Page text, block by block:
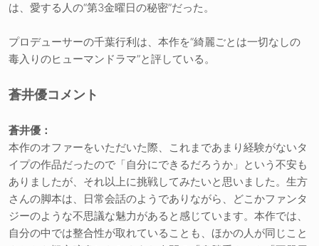
は、愛する人の“第3金曜日の秘密”だった。
プロデューサーの千葉行利は、本作を“綺麗ごとは一切なしの
毒入りのヒューマンドラマ”と評している。
蒼井優コメント
蒼井優：
本作のオファーをいただいた際、これまであまり経験がないタ
イプの作品だったので「自分にできるだろうか」という不安も
ありましたが、それ以上に挑戦してみたいと思いました。生方
さんの脚本は、日常会話のようでありながら、どこかファンタ
ジーのような不思議な魅力があると感じています。本作では、
自分の中では整合性が取れていることも、ほかの人が同じこと